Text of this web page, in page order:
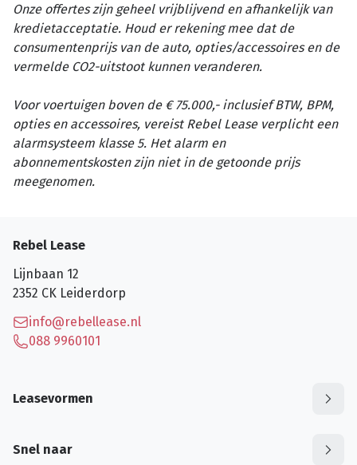
Onze offertes zijn geheel vrijblijvend en afhankelijk van
kredietacceptatie. Houd er rekening mee dat de
consumentenprijs van de auto, opties/accessoires en de
vermelde CO2-uitstoot kunnen veranderen.
Voor voertuigen boven de € 75.000,- inclusief BTW, BPM,
opties en accessoires, vereist Rebel Lease verplicht een
alarmsysteem klasse 5. Het alarm en
abonnementskosten zijn niet in de getoonde prijs
meegenomen.
Rebel Lease
Lijnbaan 12
2352 CK Leiderdorp
info@rebellease.nl
088 9960101
Leasevormen
Snel naar